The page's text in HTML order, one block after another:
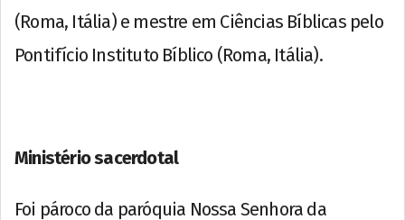
(Roma, Itália) e mestre em Ciências Bíblicas pelo
Pontifício Instituto Bíblico (Roma, Itália).
Ministério sacerdotal
Foi pároco da paróquia Nossa Senhora da